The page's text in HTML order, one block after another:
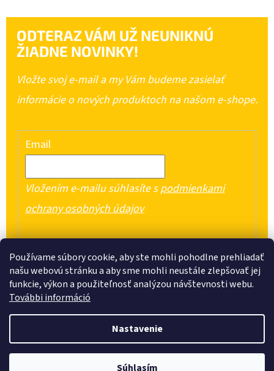
Používame súbory cookie, aby ste mohli pohodlne prehliadať
našu webovú stránku a aby sme mohli neustále zlepšovať jej
funkcie, výkon a použiteľnosť analýzou návštevnosti webu.
További információ
Nastavenie
Súhlasím
Objavte široký výber domácich potrieb, sladkostí, potravín a čistiacich
ODTERAZ VÁM UŽ NEUNIKNÚ
ŽIADNE NOVINKY!
Vložte svoj e-mail a my Vám budeme zasielať
informácie o nových produktoch na našom e-shope.
Email
Vložením e-mailu súhlasíte spodmienkami
ochrany osobných údajov
PRIHLÁSIŤ SA
Z
Á
P
Vytvoril Shoptet
Copyright 2026One Euro Plaza. Všetky práva vyhradené.